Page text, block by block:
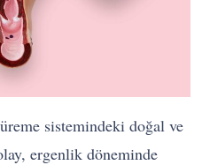
sistemindeki doğal ve
ergenlik döneminde